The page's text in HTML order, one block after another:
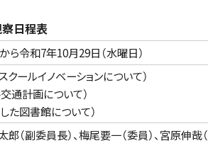
日程表
ら令和7年10月29日（水曜日）
ールイノベーションについて）
通計画について）
た図書館について）
（副委員長）、梅尾要一（委員）、宮原伸哉